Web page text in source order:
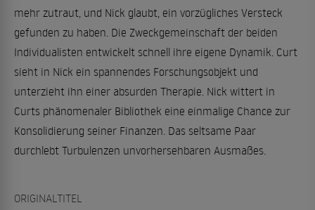
mehr zutraut, und Nick glaubt, ein vorzügliches Versteck
gefunden zu haben. Die Zweckgemeinschaft der beiden
Individualisten entwickelt schnell ihre eigene Dynamik. Curt
sieht in Nick ein spannendes Forschungsobjekt und
unterzieht ihn einer absurden Therapie. Nick wittert in
Curts phänomenaler Bibliothek eine einmalige Chance zur
Konsolidierung seiner Finanzen. Das seltsame Paar
durchlebt Turbulenzen unvorhersehbaren Ausmaßes.
ORIGINALTITEL